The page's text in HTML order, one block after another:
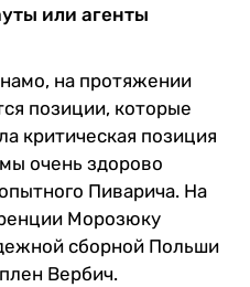
или агенты
на протяжении
позиции, которые
критическая позиция
очень здорово
Пиварича. На
Морозюку
сборной Польши
Вербич.